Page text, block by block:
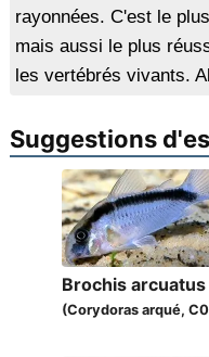
rayonnées. C'est le
mais aussi le plus
les vertébrés vivants.
Suggestions
Brochis arcuatus
(Corydoras arqué,